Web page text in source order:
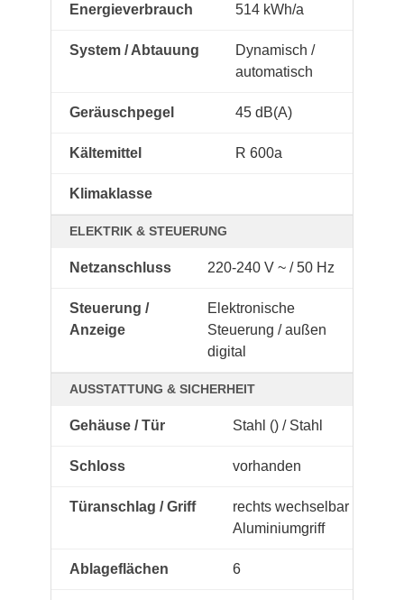
Energieverbrauch 514 kWh/a
System / Abtauung
Dynamisch /
automatisch
Geräuschpegel 45 dB(A)
Kältemittel R 600a
Klimaklasse
ELEKTRIK & STEUERUNG
Netzanschluss 220-240 V ~ / 50 Hz
Steuerung /
Anzeige
Elektronische
Steuerung / außen
digital
AUSSTATTUNG & SICHERHEIT
Gehäuse / Tür Stahl () / Stahl
Schloss vorhanden
Türanschlag / Griff
rechts wechselbar /
Aluminiumgriff
Ablageflächen 6